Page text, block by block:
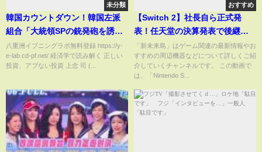
未分類
韓国カウントダウン！韓国左派
組合「大統領SPの銃発砲を誘導
し、発砲したら一斉に官邸に進
入」と指令！？中止されたユン
大統領の拘束執行にきな臭い話
ースの虎側
八重洲イブニングラボ無料登録 https://y-
e-lab.cd-pf.net/ 経済学で読み解く 正しい
投資、アブない投資 上念 司 (...
おすすめ
【Switch 2】社長自ら正式発
表！任天堂の決算発表で後継機
についての新情報連発！Switch
Onlineとの互換性も？これはも
うPS5 Proに圧勝の予感！【ニン
「新未来島」はゲーム関連の最新情報やお
すすめの周辺機器などについて詳しくご紹
介していくチャンネルです。 この動画で
は、「Nintendo S...